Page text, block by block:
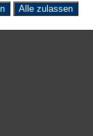
Alle zulassen